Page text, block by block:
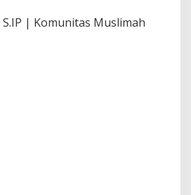
| Komunitas Muslimah